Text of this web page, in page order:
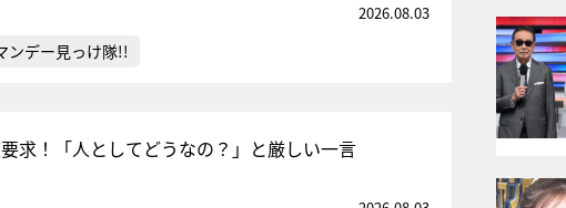
2026.08.03
ンデー見っけ隊!!
求！「人としてどうなの？」と厳しい一言